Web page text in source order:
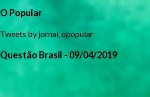
O Popular
Tweets by jornal_opopular
Questão Brasil - 09/04/2019